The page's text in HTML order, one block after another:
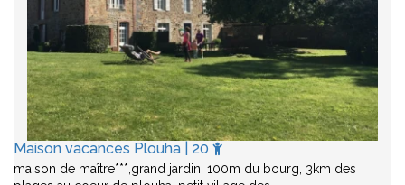
Maison vacances Plouha | 20
maison de maître***,grand jardin, 100m du bourg, 3km des